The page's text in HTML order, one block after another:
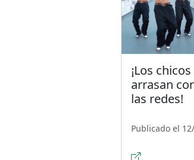
¡Los
arrasan
las redes!
Publicado el